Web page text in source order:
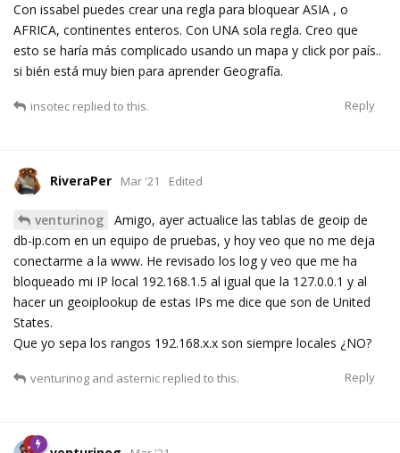
Con issabel puedes crear una regla para bloquear ASIA , o
AFRICA, continentes enteros. Con UNA sola regla. Creo que
esto se haría más complicado usando un mapa y click por país..
si bién está muy bien para aprender Geografía.
Reply
insotec replied to this.
RiveraPer Mar '21 Edited
venturinog
Amigo, ayer actualice las tablas de geoip de
db-ip.com en un equipo de pruebas, y hoy veo que no me deja
conectarme a la www. He revisado los log y veo que me ha
bloqueado mi IP local 192.168.1.5 al igual que la 127.0.0.1 y al
hacer un geoiplookup de estas IPs me dice que son de United
States.
Que yo sepa los rangos 192.168.x.x son siempre locales ¿NO?
Reply
venturinog and asternic replied to this.